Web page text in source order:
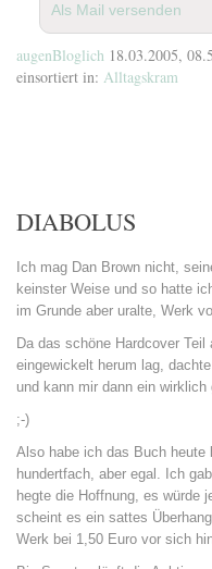
Als Mail versenden
augenBloglich 18.03.2005,
einsortiert in: Alltagskram
DIABOLUS
Ich mag Dan Brown nicht,
keinster Weise und so hatte
im Grunde aber uralte, Werk
Da das schöne Hardcover
eingewickelt herum lag,
und kann mir dann ein
;-)
Also habe ich das Buch
hundertfach, aber egal. Ich
hegte die Hoffnung, es würde
scheint es ein sattes
Werk bei 1,50 Euro vor sich